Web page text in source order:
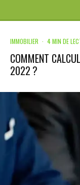
IMMOBILIER · 4 MIN DE
COMMENT
2022 ?